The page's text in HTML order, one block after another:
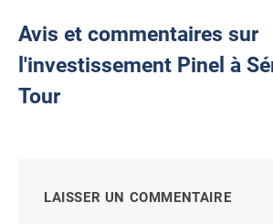
Avis et commentaires sur
l'investissement Pinel à
Tour
LAISSER UN COMMENTAIRE